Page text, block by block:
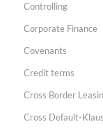
Controlling
Corporate Finance
Covenants
Credit terms
Cross Border
Cross Default-